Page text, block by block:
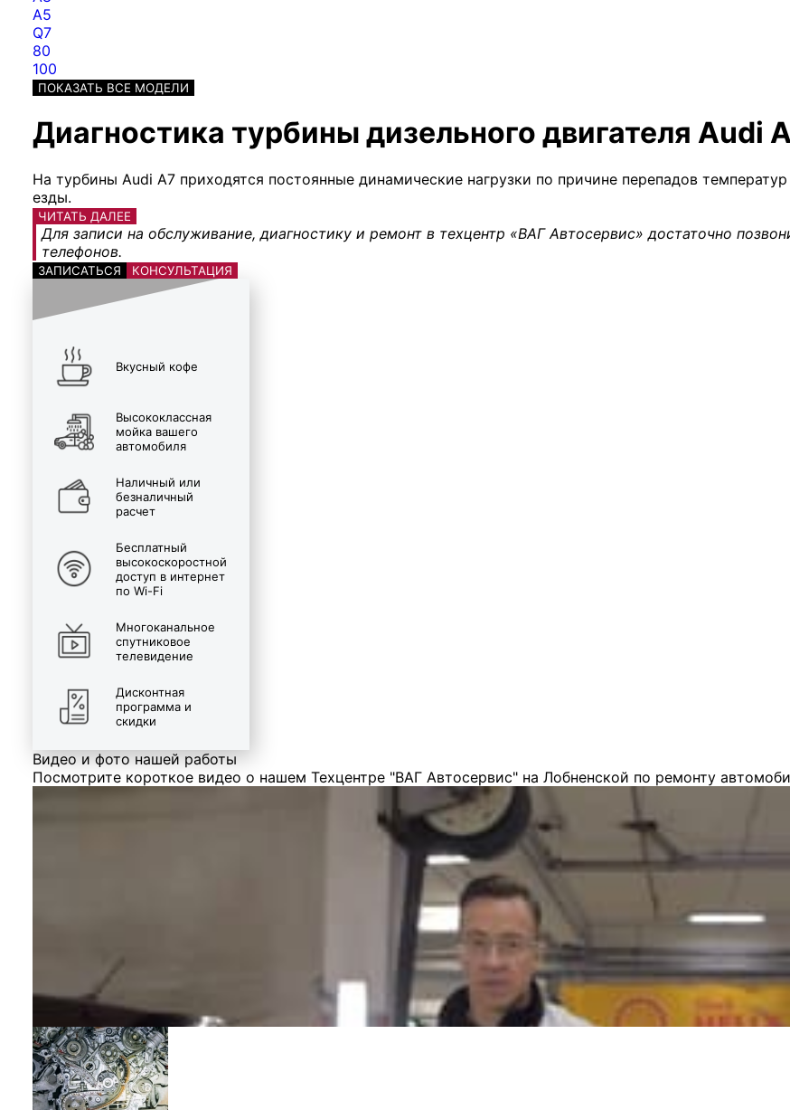
A5
Q7
80
100
ПОКАЗАТЬ ВСЕ МОДЕЛИ
Диагностика турбины дизельного двигателя Audi
На турбины Audi A7 приходятся постоянные динамические нагрузки по причине перепадов
езды.
ЧИТАТЬ ДАЛЕЕ
Для записи на обслуживание, диагностику и ремонт в техцентр «ВАГ Автосервис» достаточно
телефонов.
ЗАПИСАТЬСЯ КОНСУЛЬТАЦИЯ
Вкусный кофе
Высококлассная
мойка вашего
автомобиля
Наличный или
безналичный
расчет
Бесплатный
высокоскоростной
доступ в интернет
по Wi-Fi
Многоканальное
спутниковое
телевидение
Дисконтная
программа и
скидки
Видео и фото нашей работы
Посмотрите короткое видео о нашем Техцентре "ВАГ Автосервис" на Лобненской по ремонту